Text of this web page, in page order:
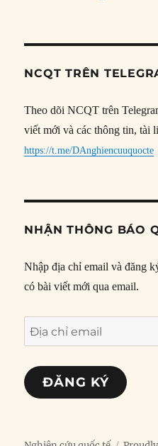
NCQT TRÊN
Theo dõi NCQT trên
viết mới và các thông tin, tài
https://t.me/DAnghiencuuquocte
NHẬN THÔNG BÁO
Nhập địa chỉ email và đăng
có bài viết mới qua email.
Địa
chỉ
email
ĐĂNG KÝ